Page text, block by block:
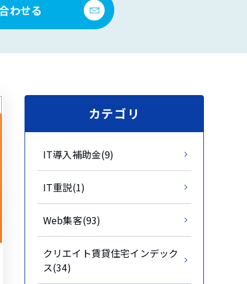
わせる
カテゴリ
IT導入補助金(9)
IT重説(1)
Web集客(93)
クリエイト賃貸住宅インデック
ス(34)